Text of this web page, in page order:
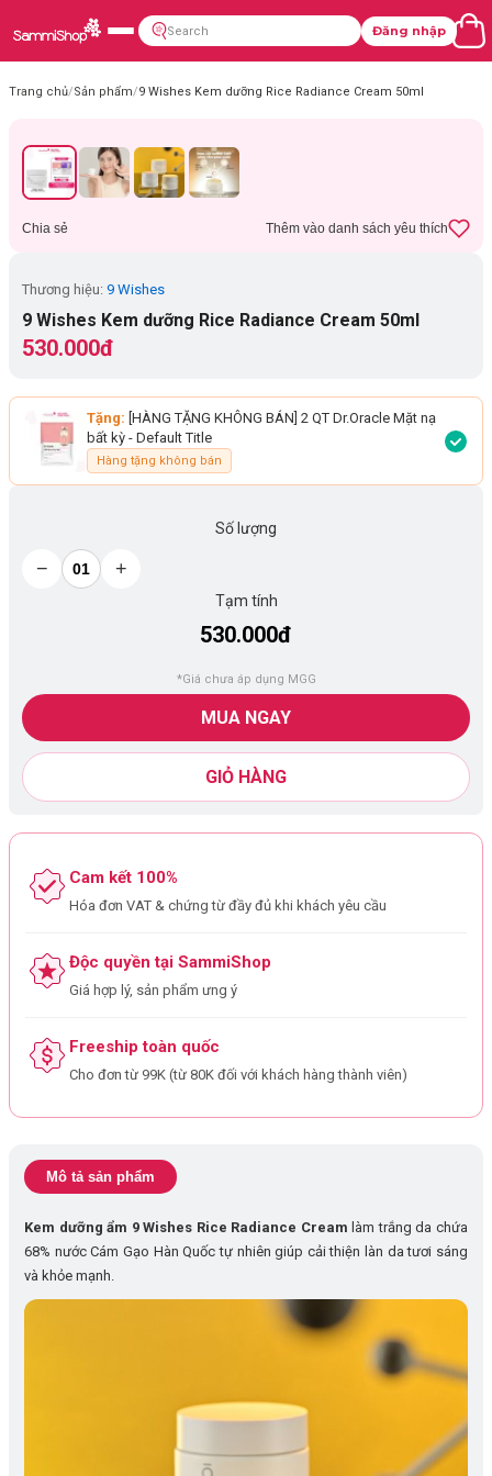
Đăng nhập
Trang chủ/Sản phẩm/9 Wishes Kem dưỡng Rice Radiance Cream 50ml
Chia sẻ Thêm vào danh sách yêu thích
Thương hiệu: 9 Wishes
9 Wishes Kem dưỡng Rice Radiance Cream 50ml
530.000đ
Tặng: [HÀNG TẶNG KHÔNG BÁN] 2 QT Dr.Oracle Mặt nạ
bất kỳ - Default Title
Hàng tặng không bán
Số lượng
− +
Tạm tính
530.000đ
*Giá chưa áp dụng MGG
MUA NGAY
GIỎ HÀNG
Cam kết 100%
Hóa đơn VAT & chứng từ đầy đủ khi khách yêu cầu
Độc quyền tại SammiShop
Giá hợp lý, sản phẩm ưng ý
Freeship toàn quốc
Cho đơn từ 99K (từ 80K đối với khách hàng thành viên)
Mô tả sản phẩm
Kem dưỡng ẩm 9 Wishes Rice Radiance Cream làm trắng da chứa
68% nước Cám Gạo Hàn Quốc tự nhiên giúp cải thiện làn da tươi sáng
và khỏe mạnh.